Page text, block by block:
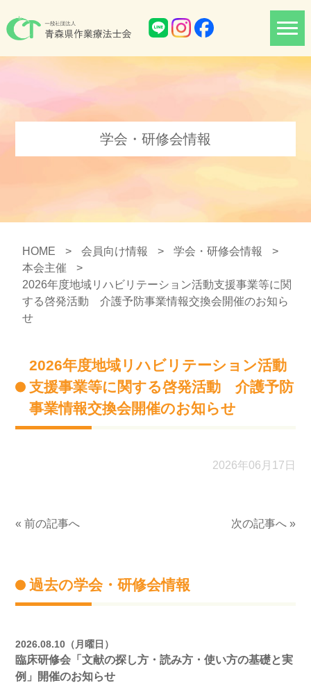
学会・研修会情報
HOME > 会員向け情報 > 学会・研修会情報
>
本会主催
>
2026年度地域リハビリテーション活動支援事業等に関
する啓発活動 介護予防事業情報交換会開催のお知ら
せ
2026年度地域リハビリテーション活動
支援事業等に関する啓発活動 介護予防
事業情報交換会開催のお知らせ
2026年06月17日
« 前の記事へ 次の記事へ »
過去の学会・研修会情報
2026.08.10（月曜日）
臨床研修会「文献の探し方・読み方・使い方の基礎と実
例」開催のお知らせ